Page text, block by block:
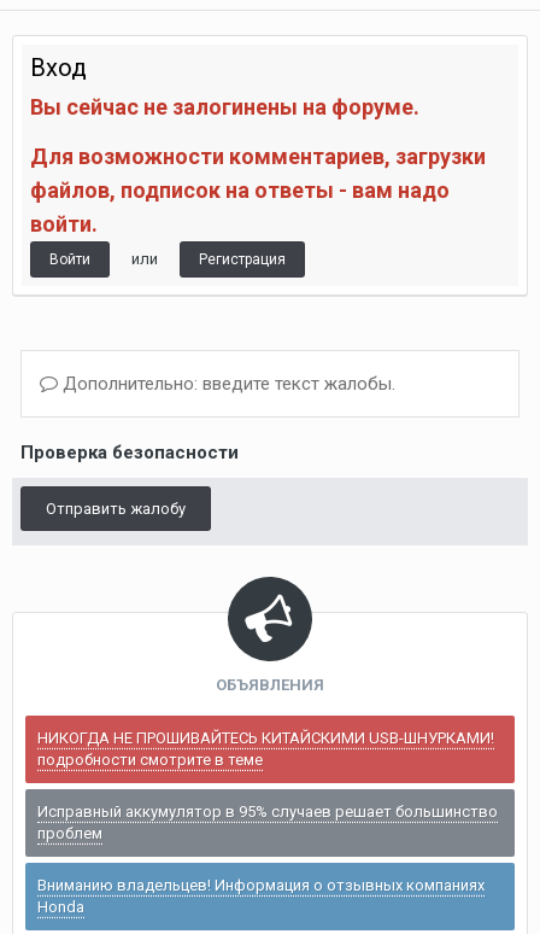
Вход
Вы сейчас не залогинены на форуме.
Для возможности комментариев, загрузки
файлов, подписок на ответы - вам надо
войти.
Войти или Регистрация
Дополнительно: введите текст жалобы.
Проверка безопасности
Отправить жалобу
ОБЪЯВЛЕНИЯ
НИКОГДА НЕ ПРОШИВАЙТЕСЬ КИТАЙСКИМИ USB-ШНУРКАМИ!
подробности смотрите в теме
Исправный аккумулятор в 95% случаев решает большинство
проблем
Вниманию владельцев! Информация о отзывных компаниях
Honda